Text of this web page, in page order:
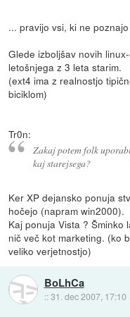
... pravijo vsi, ki ne
Glede izboljšav novih
letošnjega z 3 leta starim.
(ext4 ima z realnostjo
biciklom)
Tr0n:
Zakaj potem folk
kaj starejsega?
Ker XP dejansko ponuja
hočejo (napram win2000).
Kaj ponuja Vista ? Šminko
nič več kot marketing. (ko
veliko verjetnostjo)
BoLhCa
::31. dec 2007, 17:10